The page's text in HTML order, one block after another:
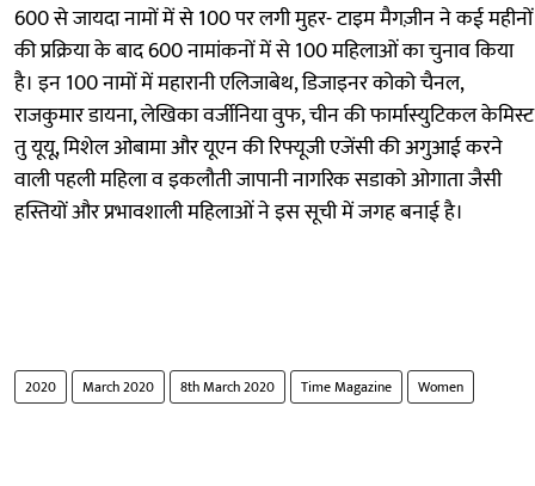
600 से जायदा नामों में से 100 पर लगी मुहर- टाइम मैगज़ीन ने कई महीनों
की प्रक्रिया के बाद 600 नामांकनों में से 100 महिलाओं का चुनाव किया
है। इन 100 नामों में महारानी एलिजाबेथ, डिजाइनर कोको चैनल,
राजकुमार डायना, लेखिका वर्जीनिया वुफ, चीन की फार्मास्युटिकल केमिस्ट
तु यूयू, मिशेल ओबामा और यूएन की रिफ्यूजी एजेंसी की अगुआई करने
वाली पहली महिला व इकलौती जापानी नागरिक सडाको ओगाता जैसी
हस्तियों और प्रभावशाली महिलाओं ने इस सूची में जगह बनाई है।
2020 March 2020 8th March 2020 Time Magazine Women